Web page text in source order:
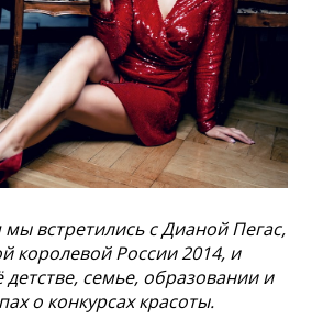
встретились с Дианой Пегас,
королевой России 2014, и
семье, образовании и
о конкурсах красоты.